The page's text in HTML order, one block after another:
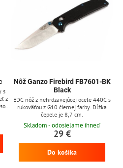
s
z
Nôž Ganzo Firebird FB7601-BK
Black
EDC nôž z nehrdzavejúcej ocele 440C s
rukoväťou z G10 čiernej farby. Dĺžka
čepele je 8,7 cm.
Skladom - odosielame ihneď
29 €
Do košíka